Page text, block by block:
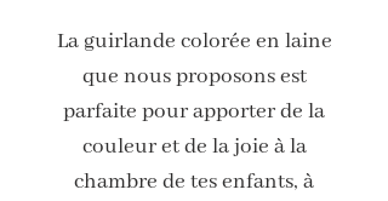
La guirlande colorée en laine
que nous proposons est
parfaite pour apporter de la
couleur et de la joie à la
chambre de tes enfants, à